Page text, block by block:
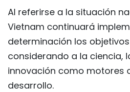
Al referirse a la situación
Vietnam continuará
determinación los
considerando a la ciencia,
innovación como motores
desarrollo.